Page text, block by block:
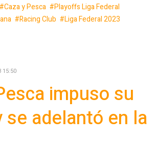
Caza y Pesca
Playoffs Liga Federal
Racing Club
Liga Federal 2023
15:50
impuso su
se adelantó en la